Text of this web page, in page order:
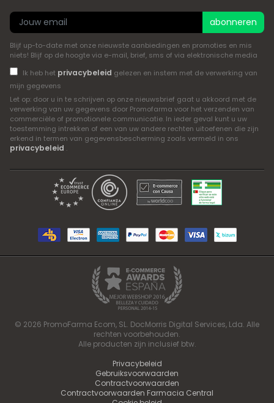
abonneren
Blijf up-to-date met onze nieuwste aanbiedingen en promoties en mis
niets! Blijf op de hoogte via e-mail, brief, sms of via elektronische media
Ik heb het privacybeleid gelezen en instem met de verwerking van
mijn gegevens
Let op: door u in te schrijven op onze nieuwsbrief gaat u akkoord met de
verwerking van uw gegevens door Promofarma voor het verzenden van
commerciële of promotionele communicatie. In ieder geval kunt u uw
toestemming intrekken of een van uw andere rechten uitoefenen die zijn
erkend in termen van gegevensbescherming zoals vermeld in ons
privacybeleid .
© 2026 PromoFarma Ecom, SL. DocMorris Digital Services, Lda. Alle
rechten voorbehouden.
Alle producten zijn inclusief btw.
Privacybeleid
Gebruiksvoorwaarden
Contractvoorwaarden
Contractvoorwaarden Farmacia Central